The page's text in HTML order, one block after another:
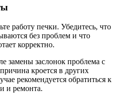
работу печки. Убедитесь, что
без проблем и что
корректно.
замены заслонок проблема с
кроется в других
рекомендуется обратиться к
и ремонта.